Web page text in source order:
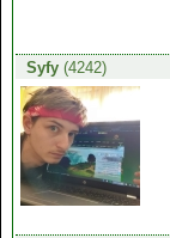
Syfy(4242)